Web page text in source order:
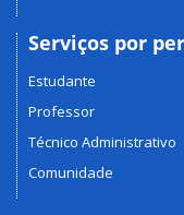
Serviços por
Estudante
Professor
Técnico Administrativo
Comunidade